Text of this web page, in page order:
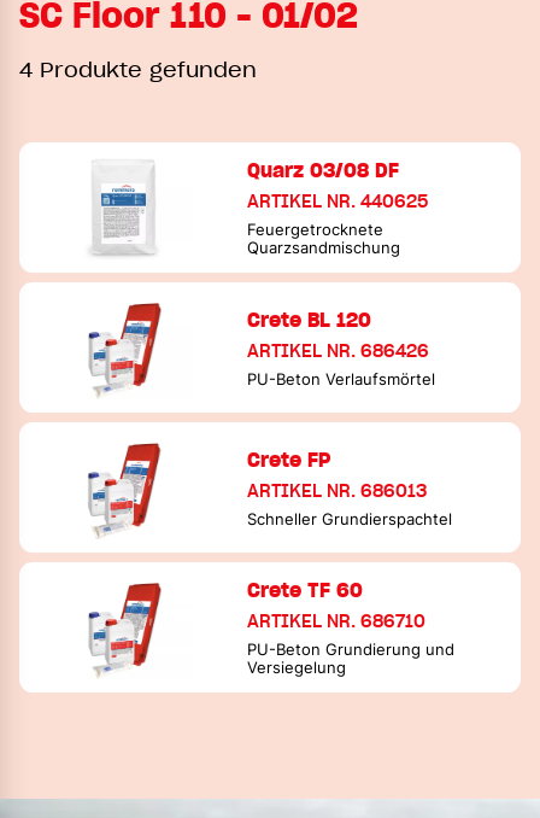
SC Floor 110 - 01/02
4 Produkte gefunden
Quarz 03/08 DF
ARTIKEL NR. 440625
Feuergetrocknete
Quarzsandmischung
Crete BL 120
ARTIKEL NR. 686426
PU-Beton Verlaufsmörtel
Crete FP
ARTIKEL NR. 686013
Schneller Grundierspachtel
Crete TF 60
ARTIKEL NR. 686710
PU-Beton Grundierung und
Versiegelung